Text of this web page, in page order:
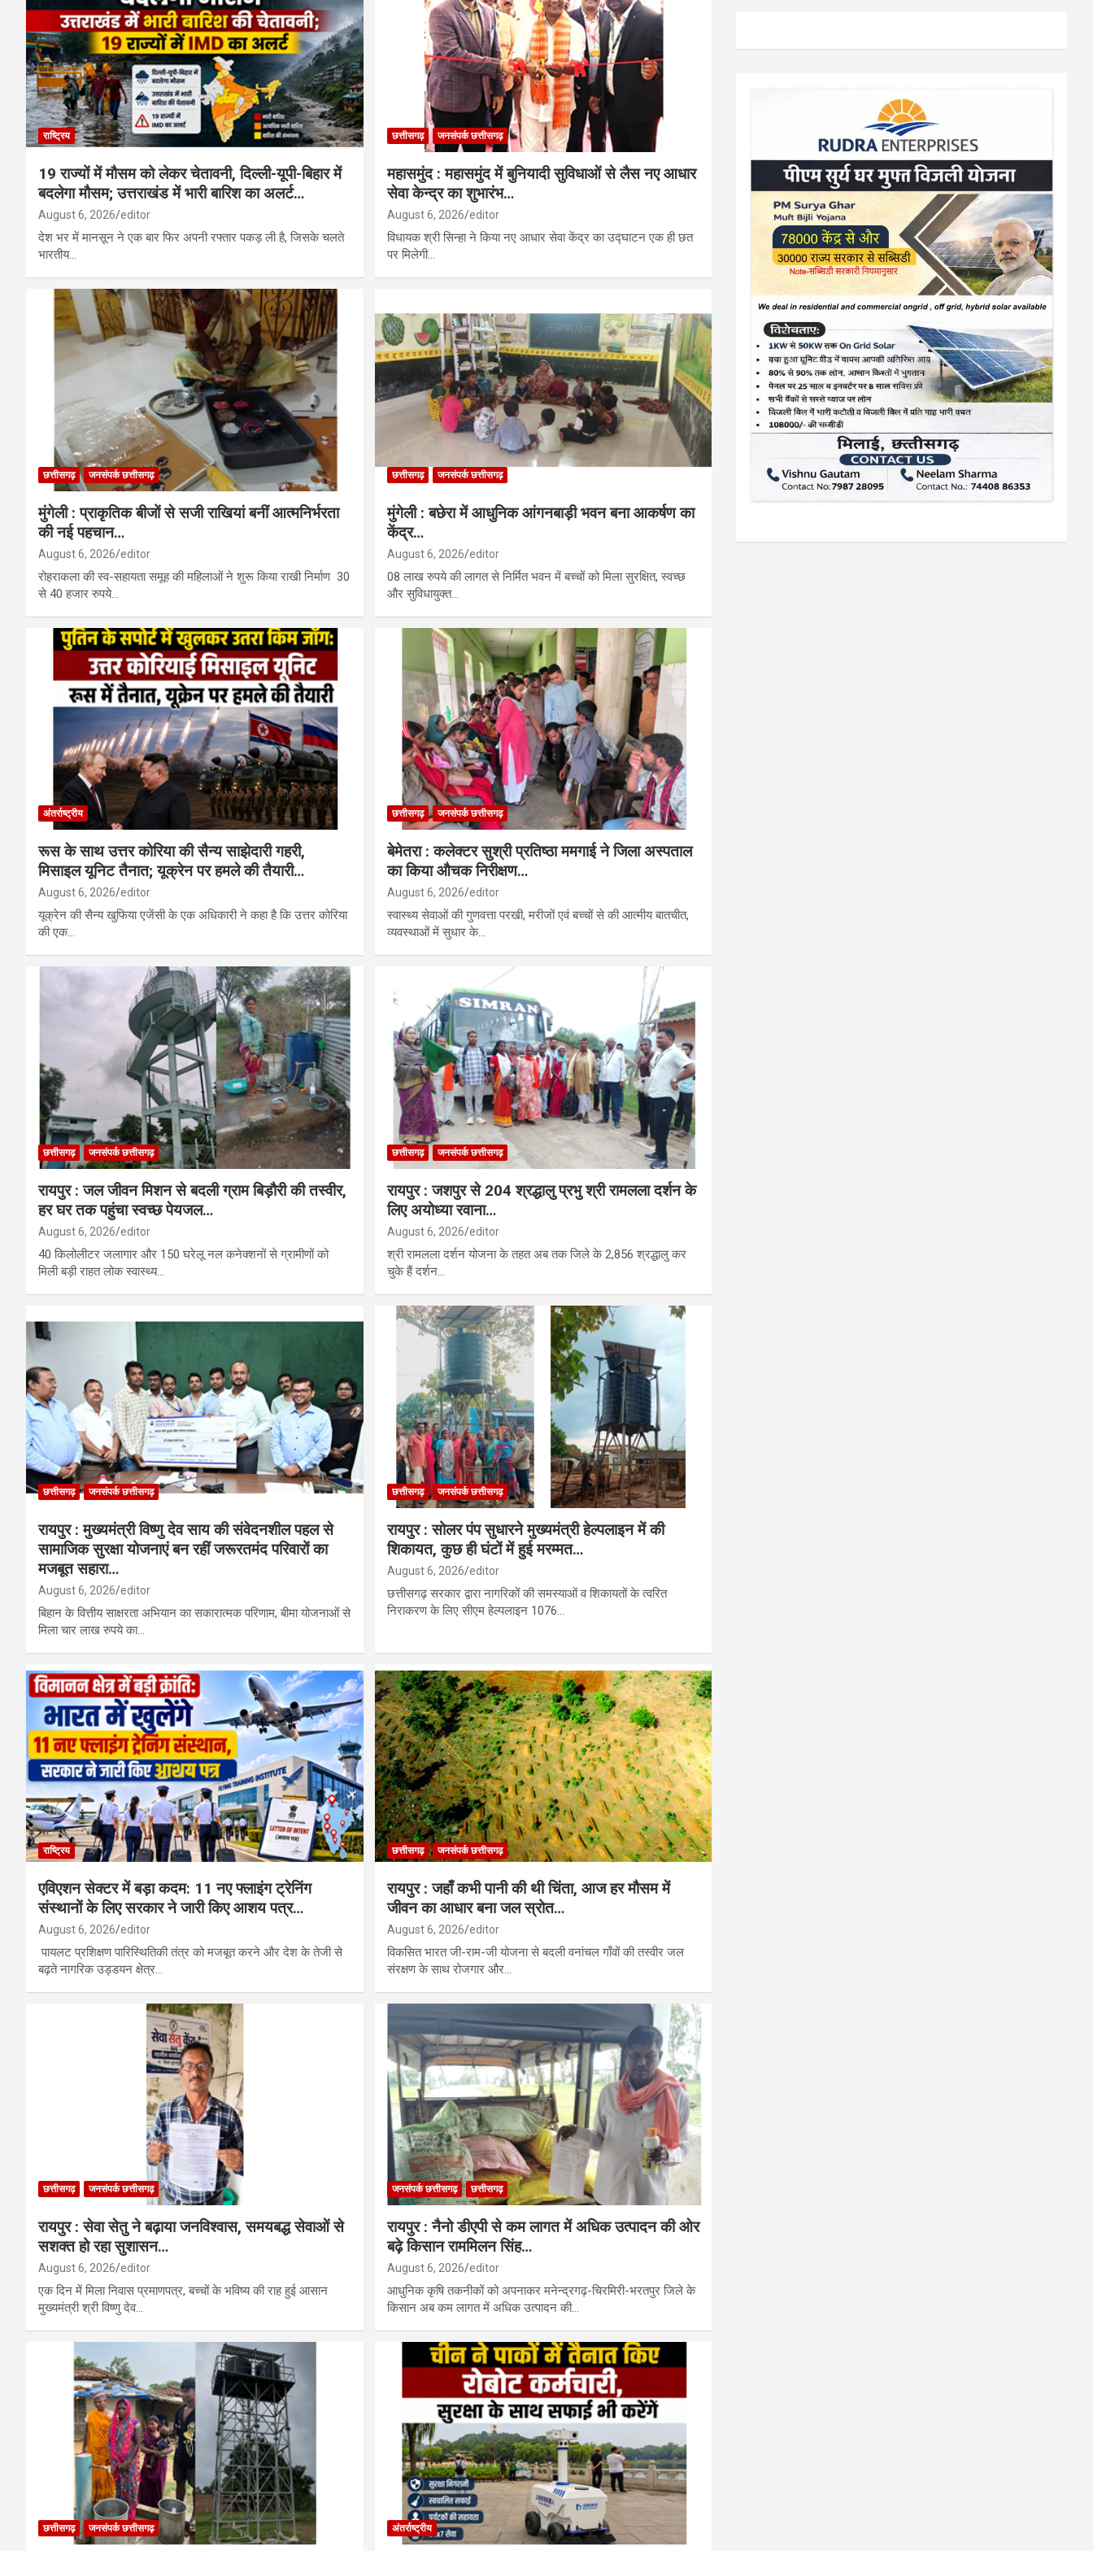
मुंगेली : बछेरा में आधुनिक आंगनबाड़ी भवन बना आकर्षण का केंद्र…
रूस के साथ उत्तर कोरिया की सैन्य साझेदारी गहरी, मिसाइल यूनिट तैनात; यूक्रेन पर हमले की तैयारी…
राष्ट्रिय
19 राज्यों में मौसम को लेकर चेतावनी, दिल्ली-यूपी-बिहार में
बदलेगा मौसम; उत्तराखंड में भारी बारिश का अलर्ट…
August 6, 2026 editor
देश भर में मानसून ने एक बार फिर अपनी रफ्तार पकड़ ली है, जिसके चलते
भारतीय…
छत्तीसगढ़ जनसंपर्क छत्तीसगढ़
महासमुंद : महासमुंद में बुनियादी सुविधाओं से लैस नए आधार
सेवा केन्द्र का शुभारंभ…
August 6, 2026 editor
विधायक श्री सिन्हा ने किया नए आधार सेवा केंद्र का उद्घाटन एक ही छत
पर मिलेगी…
छत्तीसगढ़ जनसंपर्क छत्तीसगढ़
मुंगेली : प्राकृतिक बीजों से सजी राखियां बनीं आत्मनिर्भरता
की नई पहचान…
August 6, 2026 editor
रोहराकला की स्व-सहायता समूह की महिलाओं ने शुरू किया राखी निर्माण 30
से 40 हजार रुपये…
छत्तीसगढ़ जनसंपर्क छत्तीसगढ़
मुंगेली : बछेरा में आधुनिक आंगनबाड़ी भवन बना आकर्षण का
केंद्र…
August 6, 2026 editor
08 लाख रुपये की लागत से निर्मित भवन में बच्चों को मिला सुरक्षित, स्वच्छ
और सुविधायुक्त…
अंतर्राष्ट्रीय
रूस के साथ उत्तर कोरिया की सैन्य साझेदारी गहरी,
मिसाइल यूनिट तैनात; यूक्रेन पर हमले की तैयारी…
August 6, 2026 editor
यूक्रेन की सैन्य खुफिया एजेंसी के एक अधिकारी ने कहा है कि उत्तर कोरिया
की एक…
छत्तीसगढ़ जनसंपर्क छत्तीसगढ़
बेमेतरा : कलेक्टर सुश्री प्रतिष्ठा ममगाई ने जिला अस्पताल
का किया औचक निरीक्षण…
August 6, 2026 editor
स्वास्थ्य सेवाओं की गुणवत्ता परखी, मरीजों एवं बच्चों से की आत्मीय बातचीत,
व्यवस्थाओं में सुधार के…
छत्तीसगढ़ जनसंपर्क छत्तीसगढ़
रायपुर : जल जीवन मिशन से बदली ग्राम बिड़ौरी की तस्वीर,
हर घर तक पहुंचा स्वच्छ पेयजल…
August 6, 2026 editor
40 किलोलीटर जलागार और 150 घरेलू नल कनेक्शनों से ग्रामीणों को
मिली बड़ी राहत लोक स्वास्थ्य…
छत्तीसगढ़ जनसंपर्क छत्तीसगढ़
रायपुर : जशपुर से 204 श्रद्धालु प्रभु श्री रामलला दर्शन के
लिए अयोध्या रवाना…
August 6, 2026 editor
श्री रामलला दर्शन योजना के तहत अब तक जिले के 2,856 श्रद्धालु कर
चुके हैं दर्शन…
छत्तीसगढ़ जनसंपर्क छत्तीसगढ़
रायपुर : मुख्यमंत्री विष्णु देव साय की संवेदनशील पहल से
सामाजिक सुरक्षा योजनाएं बन रहीं जरूरतमंद परिवारों का
मजबूत सहारा…
August 6, 2026 editor
बिहान के वित्तीय साक्षरता अभियान का सकारात्मक परिणाम, बीमा योजनाओं से
मिला चार लाख रुपये का…
छत्तीसगढ़ जनसंपर्क छत्तीसगढ़
रायपुर : सोलर पंप सुधारने मुख्यमंत्री हेल्पलाइन में की
शिकायत, कुछ ही घंटों में हुई मरम्मत…
August 6, 2026 editor
छत्तीसगढ़ सरकार द्वारा नागरिकों की समस्याओं व शिकायतों के त्वरित
निराकरण के लिए सीएम हेल्पलाइन 1076…
राष्ट्रिय
एविएशन सेक्टर में बड़ा कदम: 11 नए फ्लाइंग ट्रेनिंग
संस्थानों के लिए सरकार ने जारी किए आशय पत्र…
August 6, 2026 editor
पायलट प्रशिक्षण पारिस्थितिकी तंत्र को मजबूत करने और देश के तेजी से
बढ़ते नागरिक उड्डयन क्षेत्र…
छत्तीसगढ़ जनसंपर्क छत्तीसगढ़
रायपुर : जहाँ कभी पानी की थी चिंता, आज हर मौसम में
जीवन का आधार बना जल स्रोत…
August 6, 2026 editor
विकसित भारत जी-राम-जी योजना से बदली वनांचल गाँवों की तस्वीर जल
संरक्षण के साथ रोजगार और…
छत्तीसगढ़ जनसंपर्क छत्तीसगढ़
रायपुर : सेवा सेतु ने बढ़ाया जनविश्वास, समयबद्ध सेवाओं से
सशक्त हो रहा सुशासन…
August 6, 2026 editor
एक दिन में मिला निवास प्रमाणपत्र, बच्चों के भविष्य की राह हुई आसान
मुख्यमंत्री श्री विष्णु देव…
जनसंपर्क छत्तीसगढ़ छत्तीसगढ़
रायपुर : नैनो डीएपी से कम लागत में अधिक उत्पादन की ओर
बढ़े किसान राममिलन सिंह…
August 6, 2026 editor
आधुनिक कृषि तकनीकों को अपनाकर मनेन्द्रगढ़-चिरमिरी-भरतपुर जिले के
किसान अब कम लागत में अधिक उत्पादन की…
छत्तीसगढ़ जनसंपर्क छत्तीसगढ़ अंतर्राष्ट्रीय